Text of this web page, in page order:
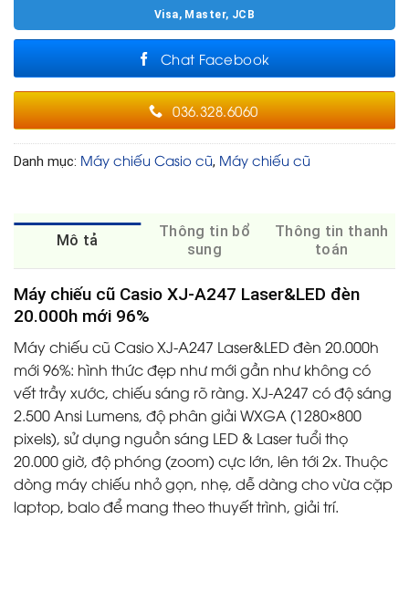
Visa, Master, JCB
Chat Facebook
036.328.6060
Danh mục: Máy chiếu Casio cũ, Máy chiếu cũ
Mô tả
Thông tin bổ
sung
Thông tin thanh
toán
Máy chiếu cũ Casio XJ-A247 Laser&LED đèn
20.000h mới 96%
Máy chiếu cũ Casio XJ-A247 Laser&LED đèn 20.000h
mới 96%: hình thức đẹp như mới gần như không có
vết trầy xước, chiếu sáng rõ ràng. XJ-A247 có độ sáng
2.500 Ansi Lumens, độ phân giải WXGA (1280×800
pixels), sử dụng nguồn sáng LED & Laser tuổi thọ
20.000 giờ, độ phóng (zoom) cực lớn, lên tới 2x. Thuộc
dòng máy chiếu nhỏ gọn, nhẹ, dễ dàng cho vừa cặp
laptop, balo để mang theo thuyết trình, giải trí.